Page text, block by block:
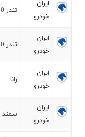
ايران
خودرو
تندر 90 مدل E1
ايران
خودرو
تندر 90 مدل E2
ايران
خودرو
رانا
ايران
خودرو
سمند